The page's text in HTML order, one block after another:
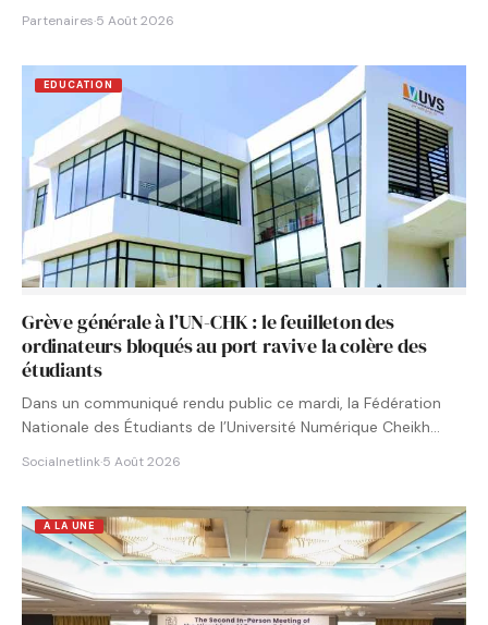
Partenaires·5 Août 2026
EDUCATION
Grève générale à l’UN-CHK : le feuilleton des
ordinateurs bloqués au port ravive la colère des
étudiants
Dans un communiqué rendu public ce mardi, la Fédération
Nationale des Étudiants de l’Université Numérique Cheikh
Socialnetlink·5 Août 2026
A LA UNE